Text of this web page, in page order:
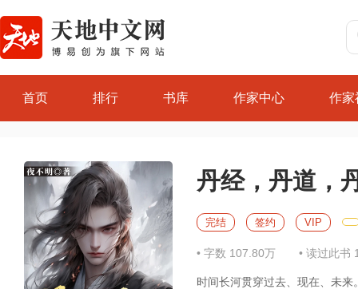
首页 排行 书库 作家中心 作家
丹经，丹道，
完结 签约 VIP
• 字数 107.80万 • 读过此书
时间长河贯穿过去、现在、未来